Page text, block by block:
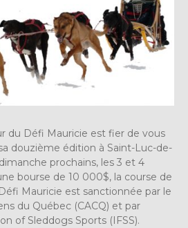
du Défi Mauricie est fier de vous
douzième édition à Saint-Luc-de-
prochains, les 3 et 4
bourse de 10 000$, la course de
Mauricie est sanctionnée par le
du Québec (CACQ) et par
of Sleddogs Sports (IFSS).